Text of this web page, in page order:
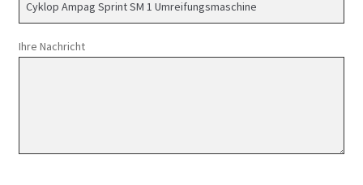
Ihre Nachricht